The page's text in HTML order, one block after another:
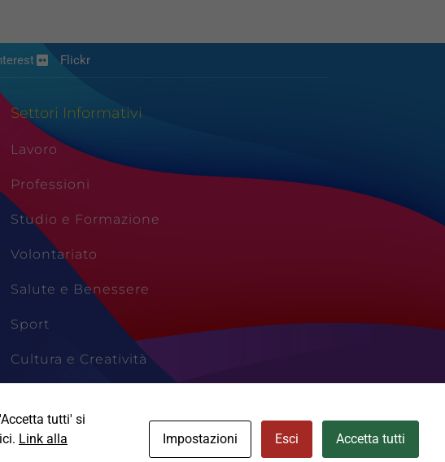
Flickr
Settori Informativi
Lavoro
Professioni
Studio e Formazione
Volontariato
Salute e Benessere
Sport
Cultura e Creatività
tutti' si
Link alla
Impostazioni Esci Accetta tutti